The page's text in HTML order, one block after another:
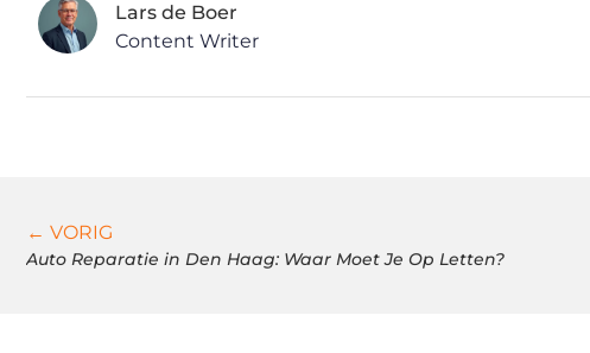
Lars de Boer
Content Writer
← VORIG
Auto Reparatie in Den Haag: Waar Moet Je Op Letten?